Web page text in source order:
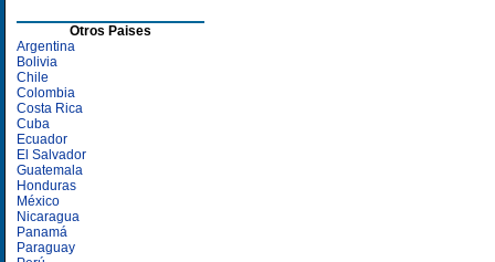
Otros Paises
Argentina
Bolivia
Chile
Colombia
Costa Rica
Cuba
Ecuador
El Salvador
Guatemala
Honduras
México
Nicaragua
Panamá
Paraguay